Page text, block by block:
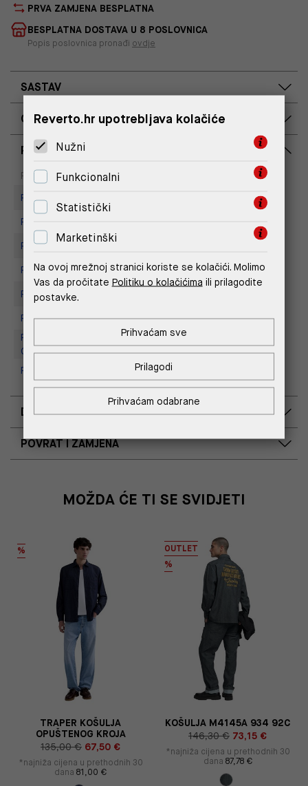
PRVA ZAMJENA BESPLATNA
BESPLATNA DOSTAVA U 8 POSLOVNICA
Popis poslovnica pronađi ovdje
SASTAV
OPIS PROIZVODA
RASPOLOŽIVOST PO POSLOVNICAMA
Poslovnica
Na upit
Replay store, Tower Centar
Replay store, Arena centar
Replay Store, City Center One
Replay Store, Joker Centar
Replay Store, Mall of Split
Replay Store, Supernova Zadar
Replay Outlet Store, Designer
Outlet Croatia
Replay Outlet Store, Split
DOSTAVA
POVRAT I ZAMJENA
MOŽDA ĆE TI SE SVIDJETI
%
TRAPER KOŠULJA
OPUŠTENOG KROJA
135,00 € 67,50 €
*najniža cijena u prethodnih 30
dana 81,00 €
OUTLET
%
KOŠULJA M4145A 934 92C
146,30 € 73,15 €
*najniža cijena u prethodnih 30
dana 87,78 €
Reverto.hr upotrebljava kolačiće
Nužni
Funkcionalni
Statistički
Marketinški
Na ovoj mrežnoj stranici koriste se kolačići. Molimo
Vas da pročitate Politiku o kolačićima ili prilagodite
postavke.
Prihvaćam odabrane
Prilagodi
Prihvaćam sve